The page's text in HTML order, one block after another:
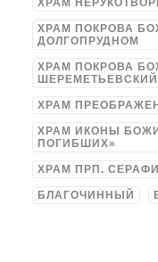
ХРАМ
ХРАМ ПОКРОВА
ДОЛГОПРУДНОМ
ХРАМ ПОКРОВА
ШЕРЕМЕТЬЕВСКИЙ
ХРАМ
ХРАМ ИКОНЫ
ПОГИБШИХ»
ХРАМ ПРП.
БЛАГОЧИННЫЙ